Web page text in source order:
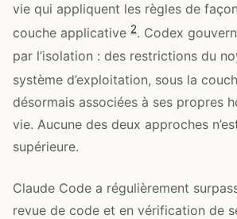
vie qui appliquent les règles de
couche applicative 2. Codex
par l’isolation : des restrictions du
système d’exploitation, sous la
désormais associées à ses propres
vie. Aucune des deux approches
supérieure.
Claude Code a régulièrement
revue de code et en vérification de